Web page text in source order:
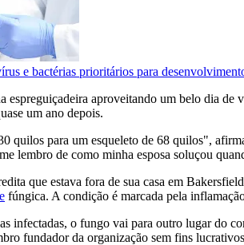
e bactérias prioritários para
espreguiçadeira aproveitando um belo dia
um ano depois.
quilos para um esqueleto de 68 quilos",
lembro de como minha esposa soluçou
que estava fora de sua casa em
fúngica. A condição é marcada pela
infectadas, o fungo vai para outro lugar do
fundador da organização sem fins